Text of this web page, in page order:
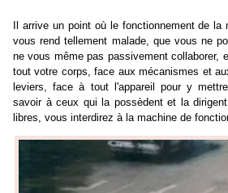
Il arrive un point où le fonctionnement de la
vous rend tellement malade, que vous ne
ne vous même pas passivement collaborer,
tout votre corps, face aux mécanismes et a
leviers, face à tout l'appareil pour y
savoir à ceux qui la possèdent et la
libres, vous interdirez à la machine de